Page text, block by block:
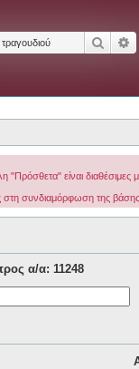
είναι
στη συνδιαμόρφωση της
α/α: 11248